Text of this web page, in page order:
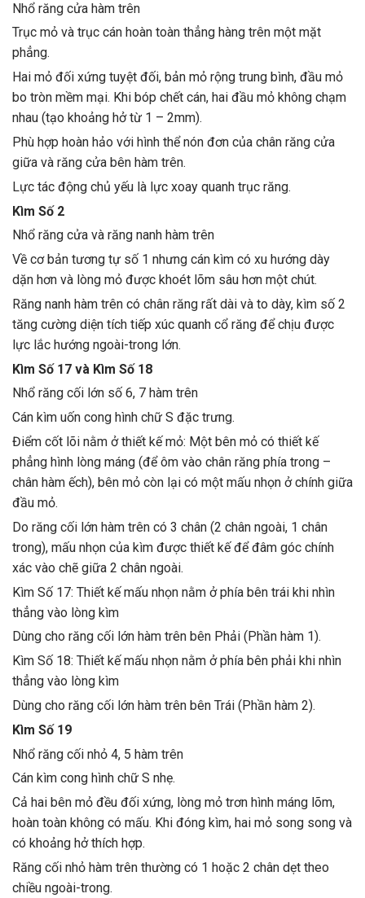
Nhổ răng cửa hàm trên
Trục mỏ và trục cán hoàn toàn thẳng hàng trên một mặt
phẳng.
Hai mỏ đối xứng tuyệt đối, bản mỏ rộng trung bình, đầu mỏ
bo tròn mềm mại. Khi bóp chết cán, hai đầu mỏ không chạm
nhau (tạo khoảng hở từ 1 – 2mm).
Phù hợp hoàn hảo với hình thể nón đơn của chân răng cửa
giữa và răng cửa bên hàm trên.
Lực tác động chủ yếu là lực xoay quanh trục răng.
Kìm Số 2
Nhổ răng cửa và răng nanh hàm trên
Về cơ bản tương tự số 1 nhưng cán kìm có xu hướng dày
dặn hơn và lòng mỏ được khoét lõm sâu hơn một chút.
Răng nanh hàm trên có chân răng rất dài và to dày, kìm số 2
tăng cường diện tích tiếp xúc quanh cổ răng để chịu được
lực lắc hướng ngoài-trong lớn.
Kìm Số 17 và Kìm Số 18
Nhổ răng cối lớn số 6, 7 hàm trên
Cán kìm uốn cong hình chữ S đặc trưng.
Điểm cốt lõi nằm ở thiết kế mỏ: Một bên mỏ có thiết kế
phẳng hình lòng máng (để ôm vào chân răng phía trong –
chân hàm ếch), bên mỏ còn lại có một mấu nhọn ở chính giữa
đầu mỏ.
Do răng cối lớn hàm trên có 3 chân (2 chân ngoài, 1 chân
trong), mấu nhọn của kìm được thiết kế để đâm góc chính
xác vào chẽ giữa 2 chân ngoài.
Kìm Số 17: Thiết kế mấu nhọn nằm ở phía bên trái khi nhìn
thẳng vào lòng kìm
Dùng cho răng cối lớn hàm trên bên Phải (Phần hàm 1).
Kìm Số 18: Thiết kế mấu nhọn nằm ở phía bên phải khi nhìn
thẳng vào lòng kìm
Dùng cho răng cối lớn hàm trên bên Trái (Phần hàm 2).
Kìm Số 19
Nhổ răng cối nhỏ 4, 5 hàm trên
Cán kìm cong hình chữ S nhẹ.
Cả hai bên mỏ đều đối xứng, lòng mỏ trơn hình máng lõm,
hoàn toàn không có mấu. Khi đóng kìm, hai mỏ song song và
có khoảng hở thích hợp.
Răng cối nhỏ hàm trên thường có 1 hoặc 2 chân dẹt theo
chiều ngoài-trong.